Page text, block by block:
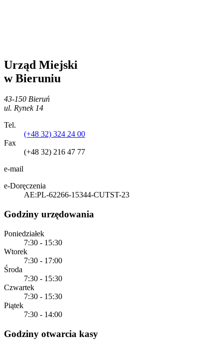
Urząd Miejski
w Bieruniu
43-150 Bieruń
ul. Rynek 14
Tel.
(+48 32) 324 24 00
Fax
(+48 32) 216 47 77
e-mail
e-Doręczenia
AE:PL-62266-15344-CUTST-23
Godziny urzędowania
Poniedziałek
7:30 - 15:30
Wtorek
7:30 - 17:00
Środa
7:30 - 15:30
Czwartek
7:30 - 15:30
Piątek
7:30 - 14:00
Godziny otwarcia kasy